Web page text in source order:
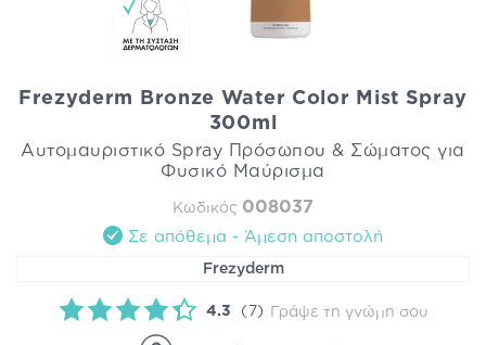
Frezyderm Bronze Water Color Mist Spray
300ml
Αυτομαυριστικό Spray Πρόσωπου & Σώματος για
Φυσικό Μαύρισμα
Κωδικός 008037
Σε απόθεμα - Άμεση αποστολή
Frezyderm
4.3 (7) Γράψε τη γνώμη σου